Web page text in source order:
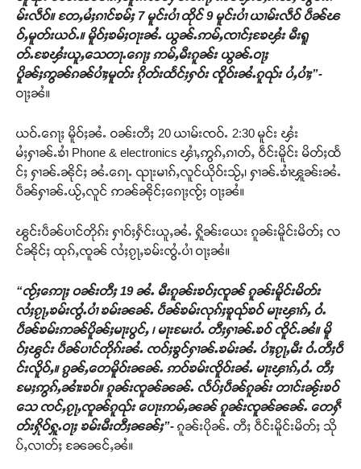
မ်းလဵဝ်။ တႄႇမႆႈၵၢင်ၶမ်ႈ 7 မူင်းပၢႆ ထိုင် 9 မူင်းပၢႆ ယၢမ်းလဵဝ် ပဵၼ်ၽ
ဝ်ႇမူတ်းယဝ်ႉ။ မိူဝ်ႈၶမ်ႈဝႃးၼႆႉ ယွၼ်ႉဢမ်ႇၸၢင်ႈၶႄၾႆး မီးရူ
တ်ႉၶႄၾႆးယူႇသေတႃႉၵေႃႈ ဢမ်ႇမီးၵူၼ်း ယွၼ်ႉဝႃႈ
ပိူၼ်ႈဢွၼ်ၵၼ်ပၢႆႈမူတ်း ၵိုတ်းထႅင်ႈႁဝ်း ၸိူဝ်းၼႆႉၵူၺ်း ပႆႇပၢႆႈ”-
ဝႃႈၼႆ။
ယဝ်ႉၵေႃႈ မိူဝ်ႈၼႆႉ ဝၼ်းတီႈ 20 ယၢမ်းၸဝ်ႉ 2:30 မူင်း ၾႆး
မႆႈႁၢၼ်ႉၶၢႆ Phone & electronics ၾၢႆႇဢွၵ်ႇၵၢတ်ႇ ဝဵင်းမိူင်း မိတ်ႈထႅ
င်ႈ ႁၢၼ်ႉၼိုင်ႈ ၼႆႉၵေႃႉ ၺႃးမၢၵ်ႇလူင်ယိုဝ်းသႂ်ႇ၊ ႁၢၼ်ႉၶၢႆၾူၼ်းၼႆႉ
ပဵၼ်ႁၢၼ်ႉယႂ်ႇလူင် ဢၼ်ၼိုင်ႈၵေႃႈၸႂ်ႈ ဝႃႈၼႆ။
ၽွင်းပဵၼ်ပၢင်တိုၵ်း ႁၢဝ်ႈႁႅင်းယူႇၼႆႉ ႁိူၼ်းယေး ၵူၼ်းမိူင်းမိတ်ႈ လ
င်ၼိုင်ႈ ထုၵ်ႇၸူၼ် လႆႈၵႂႃႇၶမ်းၸွႆႉပၢႆ ဝႃႈၼႆ။
“ၸႂ်ႈဢေႃႈ ဝၼ်းတီႈ 19 ၼႆႉ မီးၵူၼ်းၶဝ်ႈၸူၼ် ၵူၼ်းမိူင်းမိတ်း
လႆႈၵႂႃႇၶမ်းၸွႆႉပၢႆ ၶမ်းၼၼ်ႉ ပဵၼ်ၶမ်းလုၵ်ႈၶူၺ်ၶဝ် မႃးၾၢၵ်ႇ ဝႆႉ
ပဵၼ်ၶမ်းဢၼ်ပိူၼ်ႈမႃးပွင်ႇ ၊ မႃးမႄးဝႆႉ တီႈႁၢၼ်ႉၶဝ် ၸိူင်ႉၼႆ။ မိူ
ဝ်ႈၽွင်း ပဵၼ်ပၢင်တိုၵ်းၼႆႉ ၸဝ်ႈၶွင်ႁၢၼ်ႉၶမ်းၼႆႉ ပၢႆႈၵႂႃႇမီး ဝႆႉတီႈဝဵ
င်းလိူဝ်ႇ။ ၵွၼ်ႇတေမိူဝ်းၼၼ်ႉ ဢဝ်ၶမ်းၸိူဝ်းၼႆႉ မႃးၾၢၵ်ႇဝႆႉ တီႈ
မႄႈဢွၵ်ႇၼၢႆးၶဝ်။ ၵူၼ်းၸူၼ်ၼၼ်ႉ လႅပ်ႈပဵၼ်ၵူၼ်း တၢင်းၼႂ်းၶဝ်
သေ ၸင်ႇၵႂႃႇၸူၼ်ၵူၺ်း ပေႃးဢမ်ႇၼၼ် ၵူၼ်းၸူၼ်ၼၼ်ႉ တေႁဵ
တ်းႁိုဝ်ႁူႉဝႃႈ ၶမ်းမီးတီႈၼၼ်ႈ”- ၵူၼ်းပိုၼ်ႉ တီႈ ဝဵင်းမိူင်းမိတ်ႈ သို
ပ်ႇလၢတ်ႈ ၼႄၼင်ႇၼႆ။